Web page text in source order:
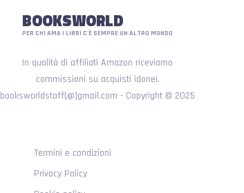
BOOKSWORLD
PER CHI AMA I LIBRI C'È SEMPRE UN ALTRO MONDO
In qualità di affiliati Amazon riceviamo
commissioni su acquisti idonei.
booksworldstaff[@]gmail.com - Copyright © 2025
Termini e condizioni
Privacy Policy